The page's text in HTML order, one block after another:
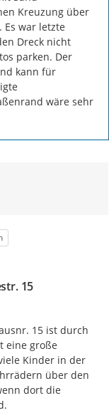
Kreuzung über
war letzte
Dreck nicht
parken. Der
kann für
wäre sehr
15
15 ist durch
eine große
Kinder in der
über den
dort die